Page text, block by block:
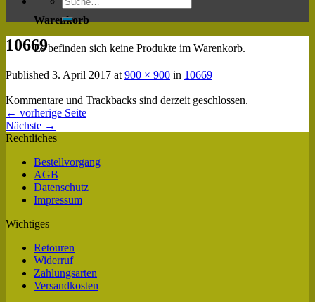
Warenkorb
Es befinden sich keine Produkte im Warenkorb.
10669
Published 3. April 2017 at 900 × 900 in 10669
Kommentare und Trackbacks sind derzeit geschlossen.
← vorherige Seite
Nächste →
Rechtliches
Bestellvorgang
AGB
Datenschutz
Impressum
Wichtiges
Retouren
Widerruf
Zahlungsarten
Versandkosten